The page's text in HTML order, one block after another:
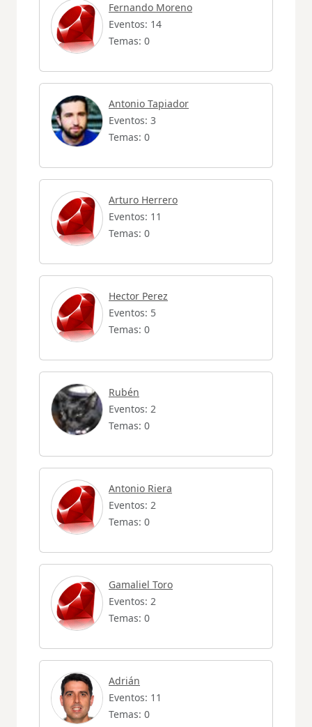
Fernando Moreno
Eventos: 14
Temas: 0
Antonio Tapiador
Eventos: 3
Temas: 0
Arturo Herrero
Eventos: 11
Temas: 0
Hector Perez
Eventos: 5
Temas: 0
Rubén
Eventos: 2
Temas: 0
Antonio Riera
Eventos: 2
Temas: 0
Gamaliel Toro
Eventos: 2
Temas: 0
Adrián
Eventos: 11
Temas: 0